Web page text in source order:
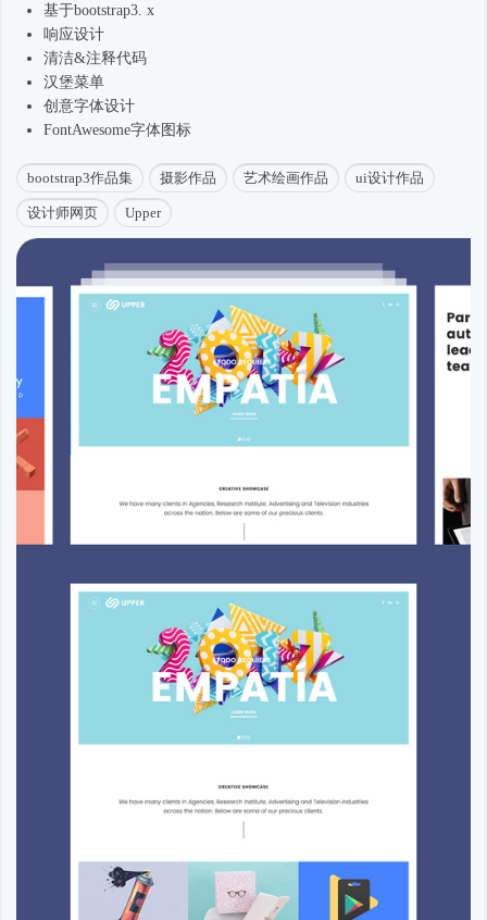
基于bootstrap3. x
响应设计
清洁&注释代码
汉堡菜单
创意字体设计
FontAwesome字体图标
bootstrap3作品集 摄影作品 艺术绘画作品 ui设计作品
设计师网页 Upper